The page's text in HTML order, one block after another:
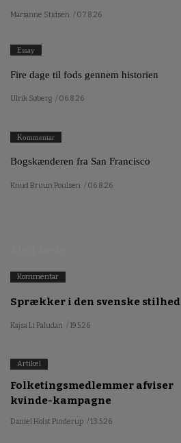
Marianne Stidsen / 07.8.26
Essay
Fire dage til fods gennem historien
Ulrik Søberg / 06.8.26
Kommentar
Bogskænderen fra San Francisco
Knud Bruun Poulsen / 06.8.26
Kommentar
Sprækker i den svenske stilhed
Kajsa Li Paludan / 19.5.26
Artikel
Folketingsmedlemmer afviser
kvinde-kampagne
Daniel Holst Pinderup / 13.5.26